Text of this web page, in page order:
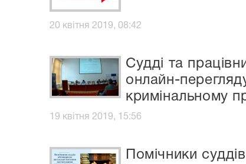
20 квітня 2019, 08:42
Судді та
онлайн-
кримінальному
19 квітня 2019, 15:56
Помічники